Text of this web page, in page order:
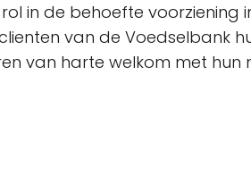
in de behoefte voorziening
van de Voedselbank
van harte welkom met